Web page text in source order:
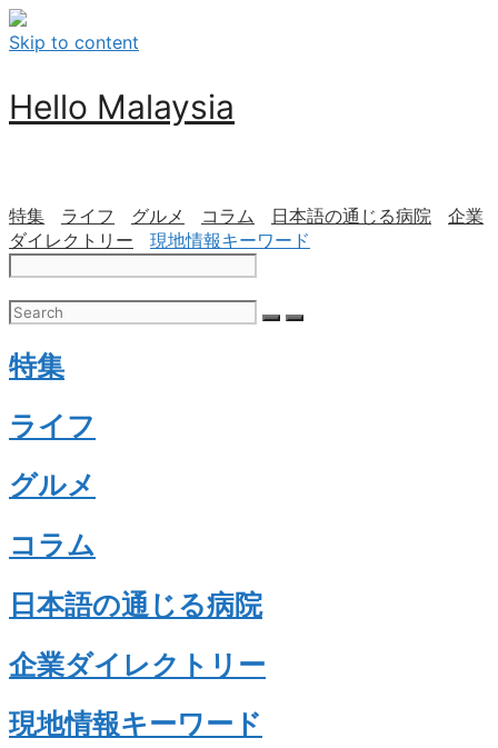
Skip to content
Hello Malaysia
特集 ライフ グルメ コラム 日本語の通じる病院
企業
ダイレクトリー
現地情報キーワード
特集
ライフ
グルメ
コラム
日本語の通じる病院
企業ダイレクトリー
現地情報キーワード